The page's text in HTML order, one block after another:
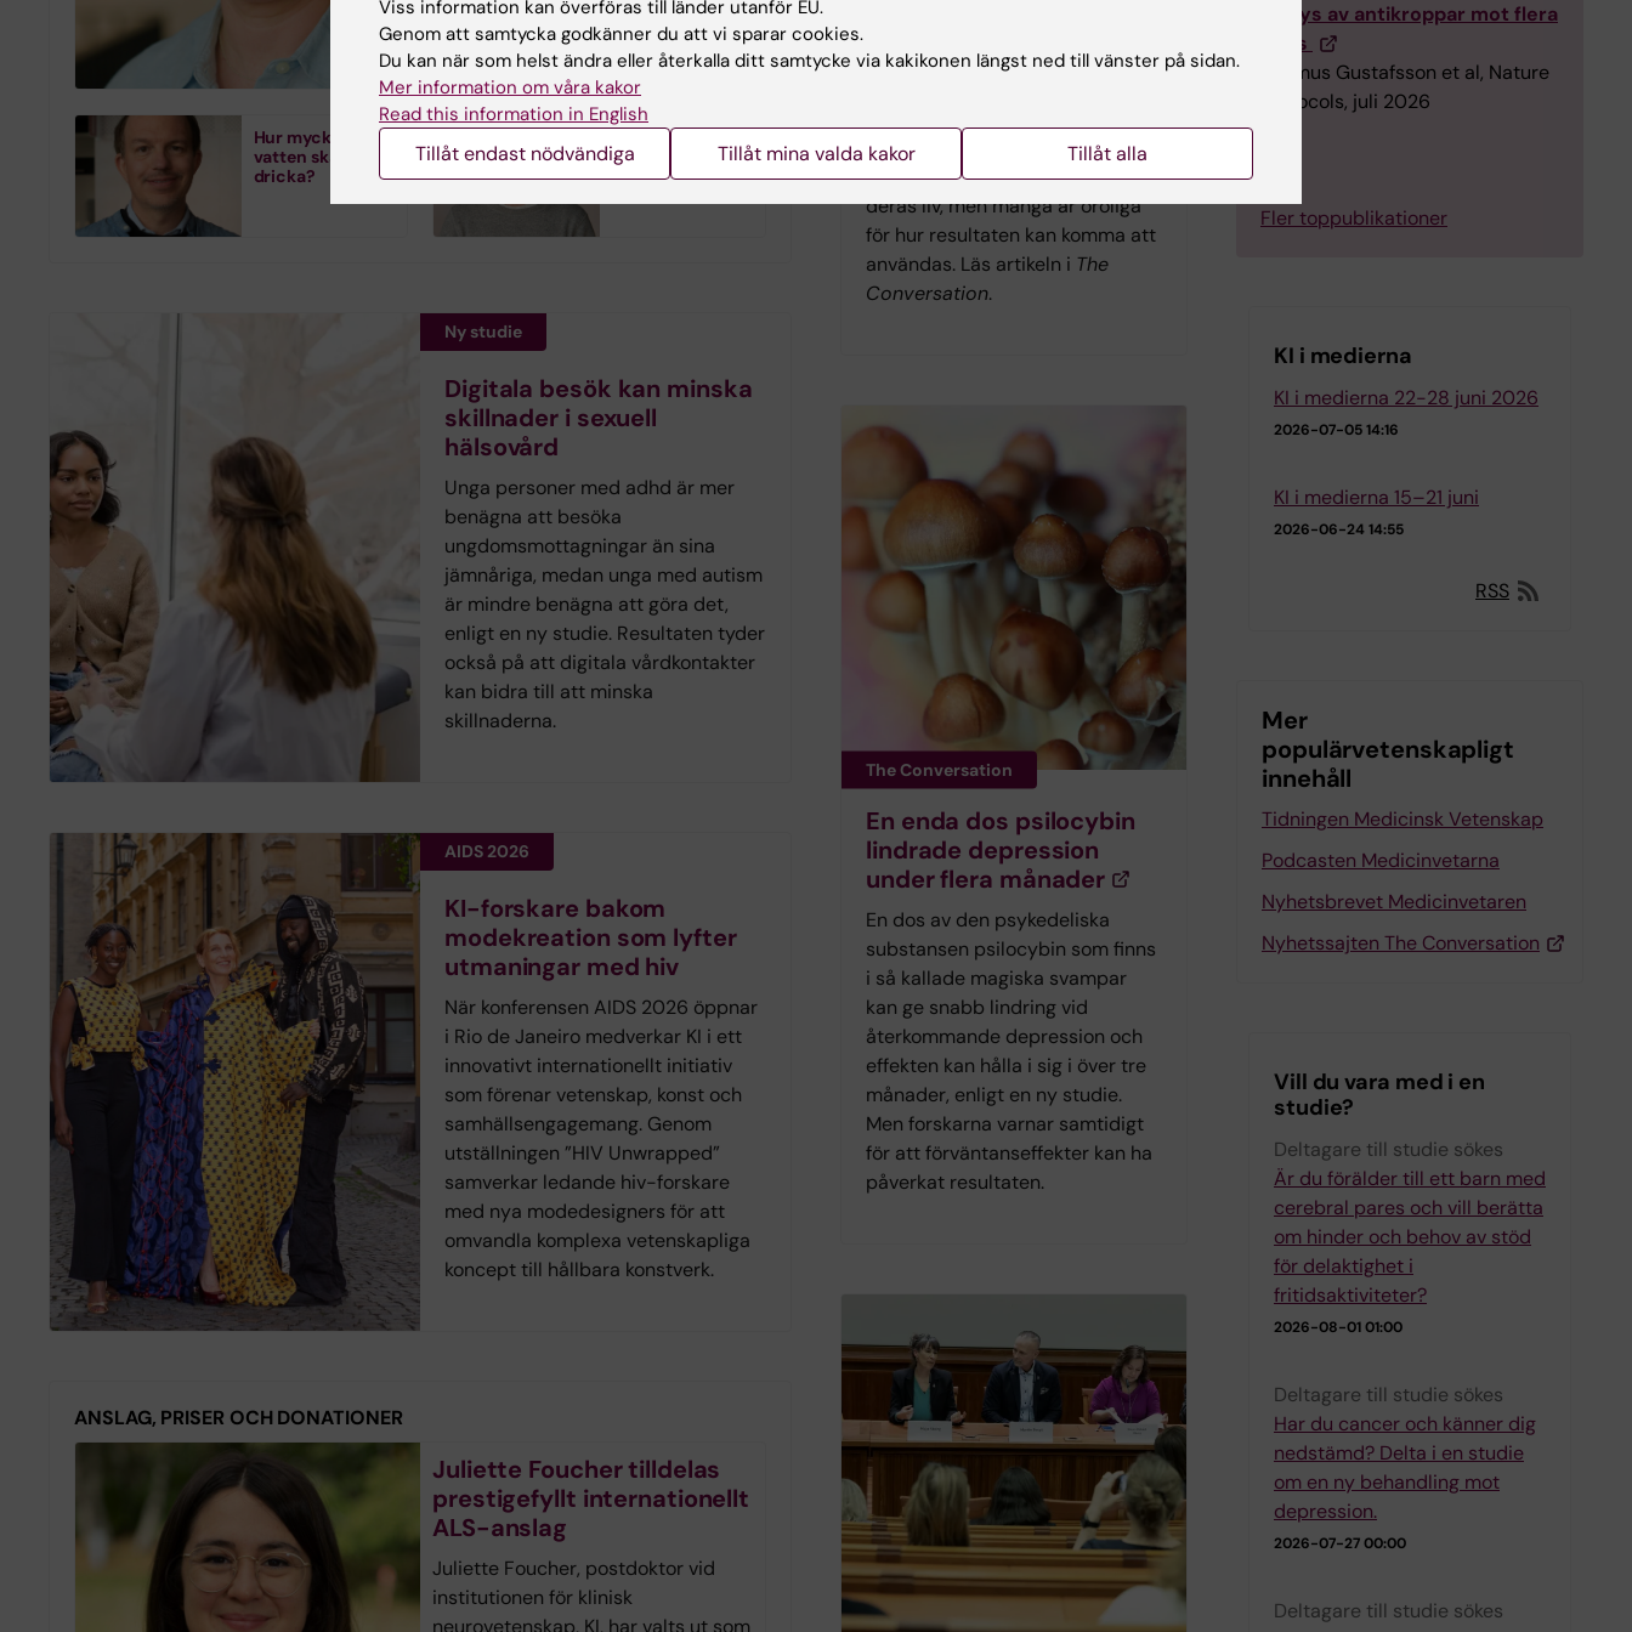
och tidsuppfattning samt
utvärdering av tidshjälpmedel.
Hur mycket
vatten ska man
dricka?
Är din svartsjuka
ett problem?
Ny studie
Digitala besök kan minska
skillnader i sexuell
hälsovård
Unga personer med adhd är mer
benägna att besöka
ungdomsmottagningar än sina
jämnåriga, medan unga med autism
är mindre benägna att göra det,
enligt en ny studie. Resultaten tyder
också på att digitala vårdkontakter
kan bidra till att minska
skillnaderna.
AIDS 2026
KI-forskare bakom
modekreation som lyfter
utmaningar med hiv
När konferensen AIDS 2026 öppnar
i Rio de Janeiro medverkar KI i ett
innovativt internationellt initiativ
som förenar vetenskap, konst och
samhällsengagemang. Genom
utställningen ”HIV Unwrapped”
samverkar ledande hiv-forskare
med nya modedesigners för att
omvandla komplexa vetenskapliga
koncept till hållbara konstverk.
ANSLAG, PRISER OCH DONATIONER
Juliette Foucher tilldelas
prestigefyllt internationellt
ALS-anslag
Juliette Foucher, postdoktor vid
institutionen för klinisk
neurovetenskap, KI, har valts ut som
Forskning från Karolinska
till genetisk forskning om autism
så länge syftet är att förbättra
deras liv, men många är oroliga
för hur resultaten kan komma att
användas. Läs artikeln i The
Conversation.
The Conversation
En enda dos psilocybin
lindrade depression
under flera månader
En dos av den psykedeliska
substansen psilocybin som finns
i så kallade magiska svampar
kan ge snabb lindring vid
återkommande depression och
effekten kan hålla i sig i över tre
månader, enligt en ny studie.
Men forskarna varnar samtidigt
för att förväntanseffekter kan ha
påverkat resultaten.
analys av antikroppar mot flera
virus
Rasmus Gustafsson et al, Nature
Protocols, juli 2026
Fler toppublikationer
KI i medierna
KI i medierna 22-28 juni 2026
2026-07-05 14:16
KI i medierna 15–21 juni
2026-06-24 14:55
RSS
Mer
populärvetenskapligt
innehåll
Tidningen Medicinsk Vetenskap
Podcasten Medicinvetarna
Nyhetsbrevet Medicinvetaren
Nyhetssajten The Conversation
Vill du vara med i en
studie?
Deltagare till studie sökes
Är du förälder till ett barn med
cerebral pares och vill berätta
om hinder och behov av stöd
för delaktighet i
fritidsaktiviteter?
2026-08-01 01:00
Deltagare till studie sökes
Har du cancer och känner dig
nedstämd? Delta i en studie
om en ny behandling mot
depression.
2026-07-27 00:00
Deltagare till studie sökes
Viss information kan överföras till länder utanför EU.
Genom att samtycka godkänner du att vi sparar cookies.
Du kan när som helst ändra eller återkalla ditt samtycke via kakikonen längst ned till vänster på sidan.
Mer information om våra kakor
Read this information in English
Tillåt endast nödvändiga Tillåt mina valda kakor Tillåt alla